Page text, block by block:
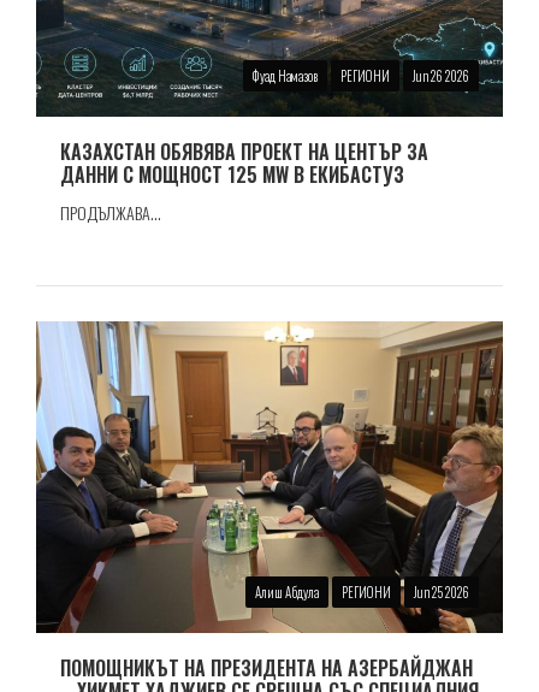
Фуад Намазов РЕГИОНИ Jun 26 2026
КАЗАХСТАН ОБЯВЯВА ПРОЕКТ НА ЦЕНТЪР ЗА
ДАННИ С МОЩНОСТ 125 MW В ЕКИБАСТУЗ
ПРОДЪЛЖАВА...
Алиш Абдула РЕГИОНИ Jun 25 2026
ПОМОЩНИКЪТ НА ПРЕЗИДЕНТА НА АЗЕРБАЙДЖАН